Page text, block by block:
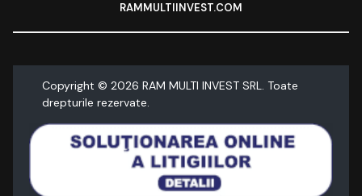
RAMMULTIINVEST.COM
Copyright © 2026 RAM MULTI INVEST SRL. Toate
drepturile rezervate.